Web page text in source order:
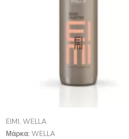
EIMI, WELLA
Μάρκα: WELLA